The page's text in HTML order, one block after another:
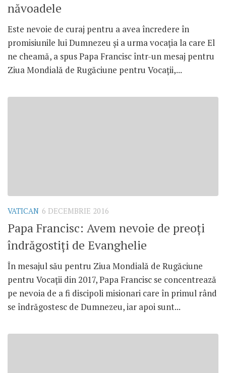
năvoadele
Este nevoie de curaj pentru a avea încredere în
promisiunile lui Dumnezeu și a urma vocația la care El
ne cheamă, a spus Papa Francisc într-un mesaj pentru
Ziua Mondială de Rugăciune pentru Vocații,...
VATICAN 6 DECEMBRIE 2016
Papa Francisc: Avem nevoie de preoți
îndrăgostiți de Evanghelie
În mesajul său pentru Ziua Mondială de Rugăciune
pentru Vocații din 2017, Papa Francisc se concentrează
pe nevoia de a fi discipoli misionari care în primul rând
se îndrăgostesc de Dumnezeu, iar apoi sunt...